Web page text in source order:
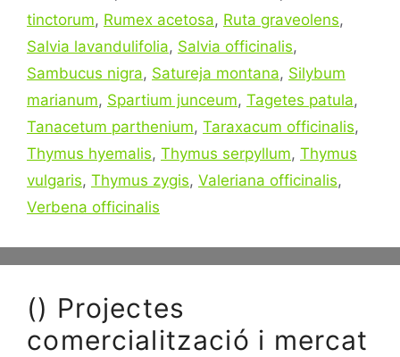
tinctorum, Rumex acetosa, Ruta graveolens,
Salvia lavandulifolia, Salvia officinalis,
Sambucus nigra, Satureja montana, Silybum
marianum, Spartium junceum, Tagetes patula,
Tanacetum parthenium, Taraxacum officinalis,
Thymus hyemalis, Thymus serpyllum, Thymus
vulgaris, Thymus zygis, Valeriana officinalis,
Verbena officinalis
() Projectes
comercialització i mercat